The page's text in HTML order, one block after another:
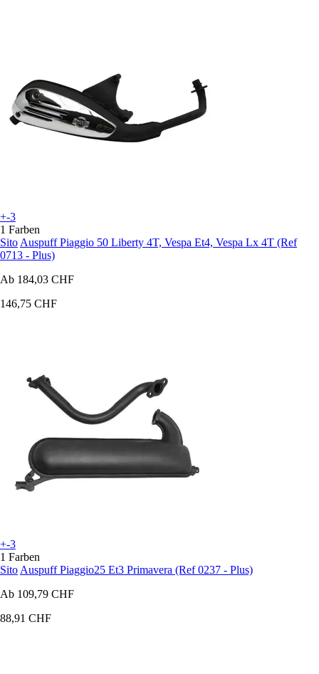
+-3
1 Farben
Sito Auspuff Piaggio 50 Liberty 4T, Vespa Et4, Vespa Lx 4T (Ref
0713 - Plus)
Ab 184,03 CHF
146,75 CHF
+-3
1 Farben
Sito Auspuff Piaggio25 Et3 Primavera (Ref 0237 - Plus)
Ab 109,79 CHF
88,91 CHF